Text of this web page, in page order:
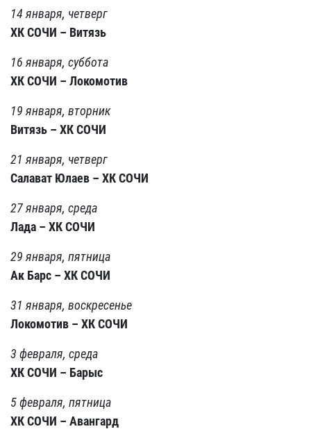
14 января, четверг
ХК СОЧИ – Витязь
16 января, суббота
ХК СОЧИ – Локомотив
19 января, вторник
Витязь – ХК СОЧИ
21 января, четверг
Салават Юлаев – ХК СОЧИ
27 января, среда
Лада – ХК СОЧИ
29 января, пятница
Ак Барс – ХК СОЧИ
31 января, воскресенье
Локомотив – ХК СОЧИ
3 февраля, среда
ХК СОЧИ – Барыс
5 февраля, пятница
ХК СОЧИ – Авангард